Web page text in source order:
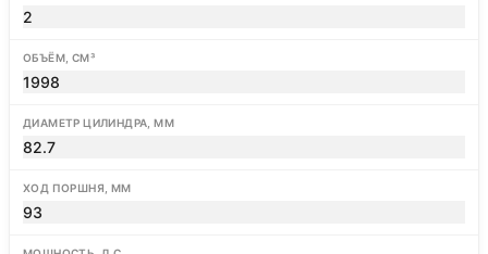
2
ОБЪЁМ, СМ³
1998
ДИАМЕТР ЦИЛИНДРА, ММ
82.7
ХОД ПОРШНЯ, ММ
93